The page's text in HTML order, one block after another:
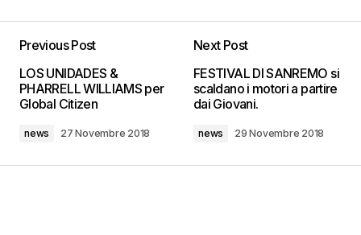
Previous Post
LOS UNIDADES &
PHARRELL WILLIAMS per
Global Citizen
news 27 Novembre 2018
Next Post
FESTIVAL DI SANREMO si
scaldano i motori a partire
dai Giovani.
news 29 Novembre 2018